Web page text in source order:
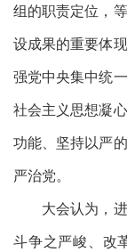
组的职责定位，
设成果的重要体
强党中央集中统
社会主义思想凝
功能、坚持以严
严治党。
大会认为，进
斗争之严峻、改